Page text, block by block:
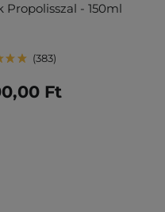
Propolisszal - 150ml
383
Ft